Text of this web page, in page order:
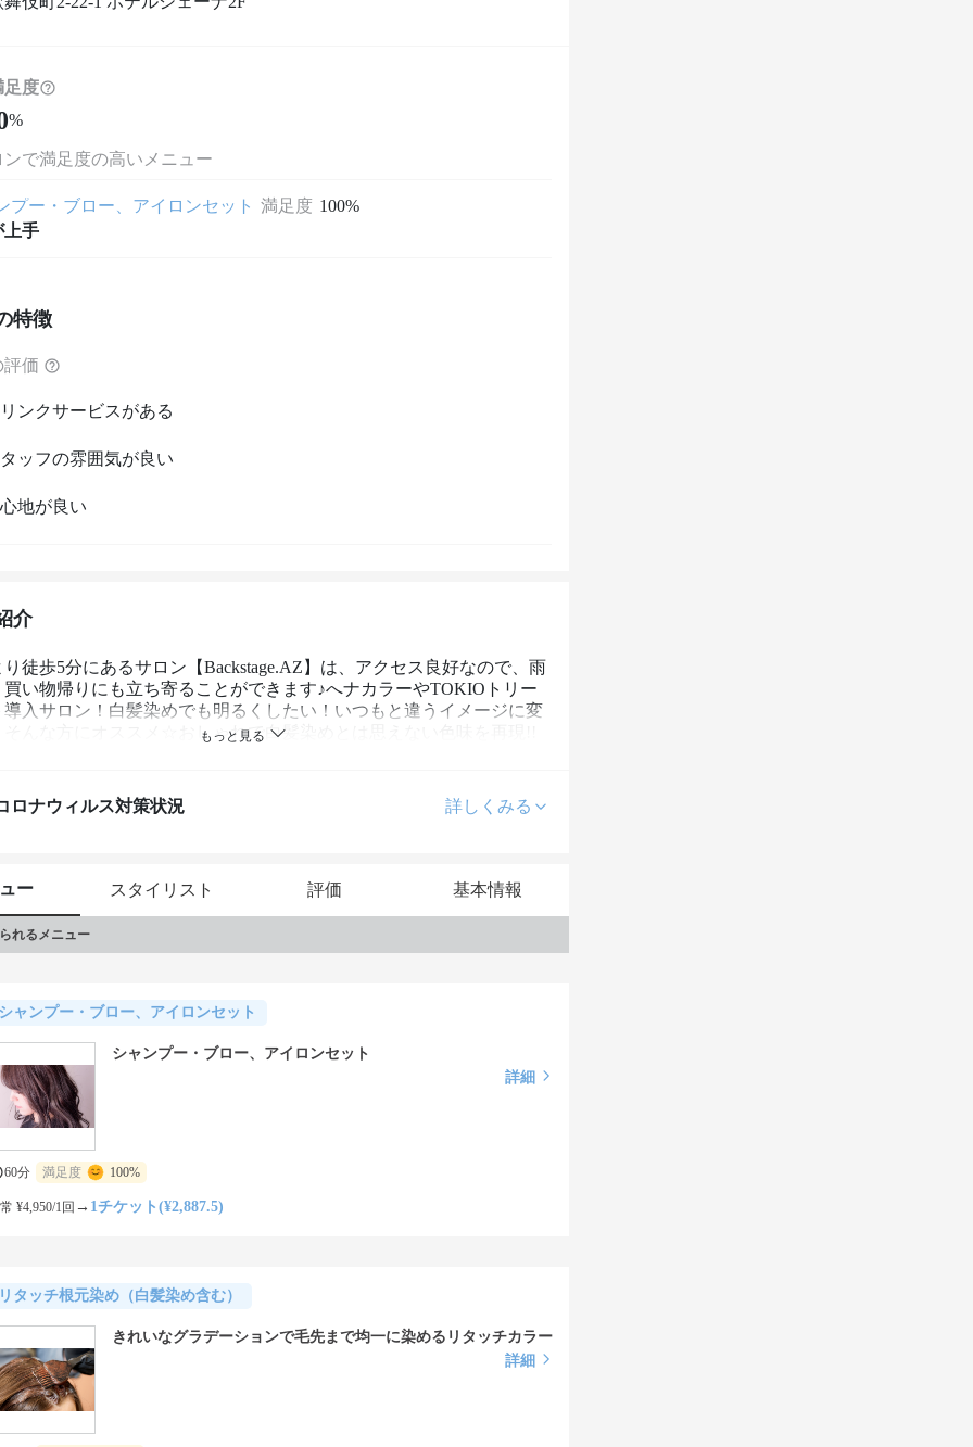
足度
%
で満足度の高いメニュー
プー・ブロー、アイロンセット 満足度 100%
上手
特徴
評価
ンクサービスがある
ッフの雰囲気が良い
地が良い
介
徒歩5分にあるサロン【Backstage.AZ】は、アクセス良好なので、雨
い物帰りにも立ち寄ることができます♪へナカラーやTOKIOトリー
導入サロン！白髪染めでも明るくしたい！いつもと違うイメージに変
んな方にオススメ☆おしゃれで白髪染めとは思えない色味を再現!!
ぜひ一度足を運んでみてはいかが？髪の毛のお悩みはもちろんのこ
の相談やプライベートの相談まで♪あなたにとってきっと素敵な日に
ロナウィルス対策状況 詳しくみる
ー スタイリスト 評価 基本情報
れるメニュー
ャンプー・ブロー、アイロンセット
シャンプー・ブロー、アイロンセット
詳細
60分 満足度 100%
¥4,950/1回 → 1チケット(¥2,887.5)
タッチ根元染め（白髪染め含む）
きれいなグラデーションで毛先まで均一に染めるリタッチカラー
詳細